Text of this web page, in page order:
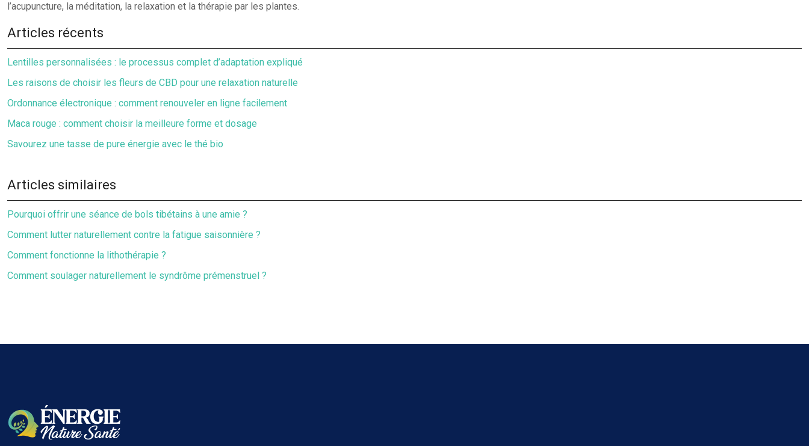
l’acupuncture, la méditation, la relaxation et la thérapie par les plantes.
Articles récents
Lentilles personnalisées : le processus complet d’adaptation expliqué
Les raisons de choisir les fleurs de CBD pour une relaxation naturelle
Ordonnance électronique : comment renouveler en ligne facilement
Maca rouge : comment choisir la meilleure forme et dosage
Savourez une tasse de pure énergie avec le thé bio
Articles similaires
Pourquoi offrir une séance de bols tibétains à une amie ?
Comment lutter naturellement contre la fatigue saisonnière ?
Comment fonctionne la lithothérapie ?
Comment soulager naturellement le syndrôme prémenstruel ?